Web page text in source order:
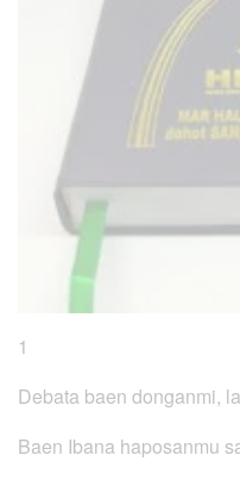
1
Debata baen donganmi,
Baen Ibana haposanmu